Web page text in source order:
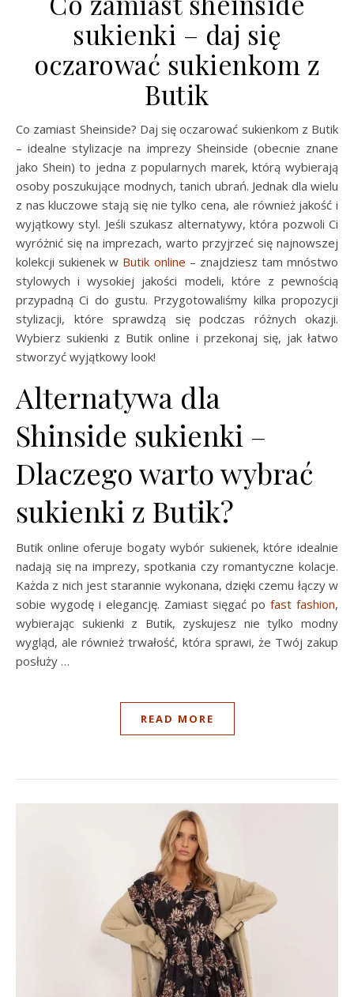
sukienki – daj się
oczarować sukienkom z
Butik
Co zamiast Sheinside? Daj się oczarować sukienkom z Butik
– idealne stylizacje na imprezy Sheinside (obecnie znane
jako Shein) to jedna z popularnych marek, którą wybierają
osoby poszukujące modnych, tanich ubrań. Jednak dla wielu
z nas kluczowe stają się nie tylko cena, ale również jakość i
wyjątkowy styl. Jeśli szukasz alternatywy, która pozwoli Ci
wyróżnić się na imprezach, warto przyjrzeć się najnowszej
kolekcji sukienek w Butik online – znajdziesz tam mnóstwo
stylowych i wysokiej jakości modeli, które z pewnością
przypadną Ci do gustu. Przygotowaliśmy kilka propozycji
stylizacji, które sprawdzą się podczas różnych okazji.
Wybierz sukienki z Butik online i przekonaj się, jak łatwo
stworzyć wyjątkowy look!
Alternatywa dla
Shinside sukienki –
Dlaczego warto wybrać
sukienki z Butik?
Butik online oferuje bogaty wybór sukienek, które idealnie
nadają się na imprezy, spotkania czy romantyczne kolacje.
Każda z nich jest starannie wykonana, dzięki czemu łączy w
sobie wygodę i elegancję. Zamiast sięgać po fast fashion,
wybierając sukienki z Butik, zyskujesz nie tylko modny
wygląd, ale również trwałość, która sprawi, że Twój zakup
posłuży …
READ MORE